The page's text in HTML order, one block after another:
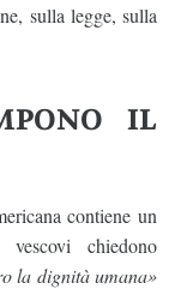
sulla legge, sulla
IL
contiene un
vescovi chiedono
la dignità umana»